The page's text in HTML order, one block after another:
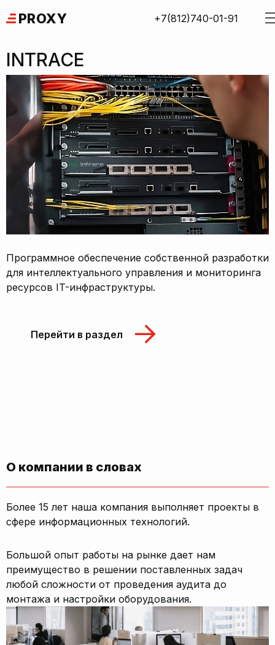
to
PROXY +7(812)740-01-91
INTRACE
Программное обеспечение собственной разработки
для интеллектуального управления и мониторинга
ресурсов IT-инфраструктуры.
Перейти в раздел
О компании в словах
Более 15 лет наша компания выполняет проекты в
сфере информационных технологий.
Большой опыт работы на рынке дает нам
преимущество в решении поставленных задач
любой сложности от проведения аудита до
монтажа и настройки оборудования.